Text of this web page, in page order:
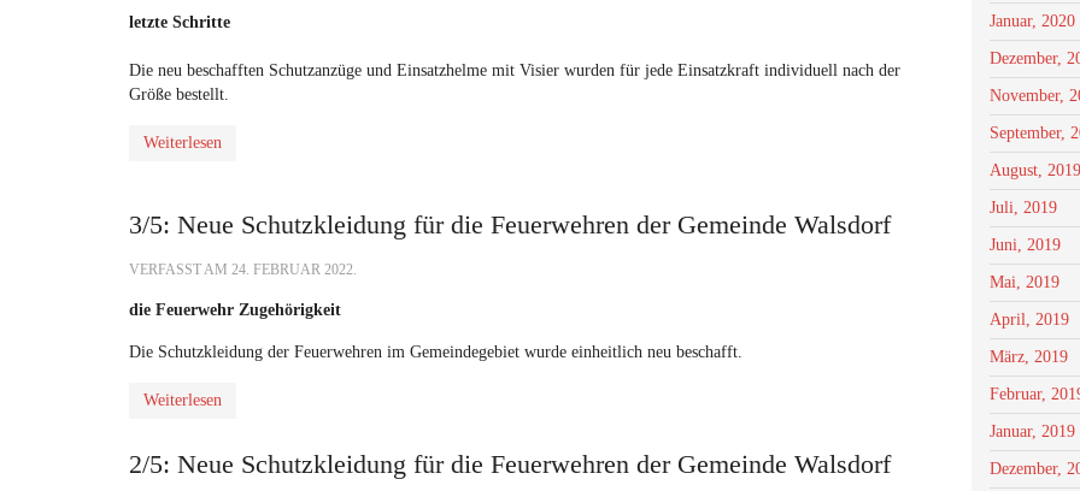
letzte Schritte
Die neu beschafften Schutzanzüge und Einsatzhelme mit Visier wurden für jede Einsatzkraft individuell nach der
Größe bestellt.
Weiterlesen
3/5: Neue Schutzkleidung für die Feuerwehren der Gemeinde Walsdorf
VERFASST AM 24. FEBRUAR 2022.
die Feuerwehr Zugehörigkeit
Die Schutzkleidung der Feuerwehren im Gemeindegebiet wurde einheitlich neu beschafft.
Weiterlesen
2/5: Neue Schutzkleidung für die Feuerwehren der Gemeinde Walsdorf
Januar, 2020
Dezember,
November,
September,
August, 2019
Juli, 2019
Juni, 2019
Mai, 2019
April, 2019
März, 2019
Februar,
Januar, 2019
Dezember,